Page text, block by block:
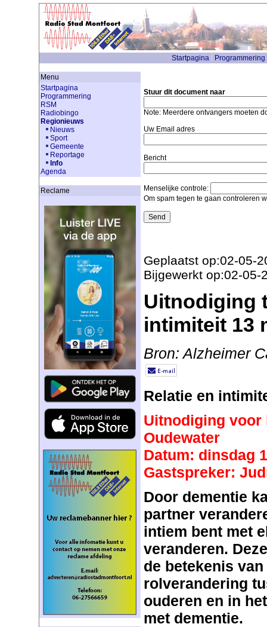
Startpagina Programmering
Menu
Startpagina
Programmering
RSM
Radiobingo
Regionieuws
Nieuws
Sport
Gemeente
Reportage
Info
Agenda
Reclame
Stuur dit document naar
Note: Meerdere ontvangers moeten
Uw Email adres
Bericht
Menselijke controle:
Om spam tegen te gaan controleren
Geplaatst op:02-05-
Bijgewerkt op:02-05-
Uitnodiging
intimiteit 13
Bron: Alzheimer
Relatie en
Uitnodiging voor
Oudewater
Datum: dinsdag
Gastspreker:
Door dementie
partner
intiem bent met
veranderen.
de betekenis
rolverandering
ouderen en in
met dementie.